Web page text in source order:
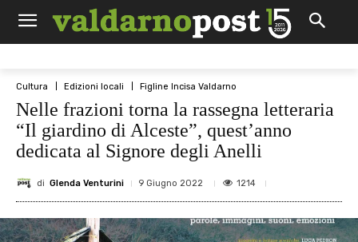
Cultura Edizioni locali Figline Incisa Valdarno
Nelle frazioni torna la rassegna letteraria
“Il giardino di Alceste”, quest’anno
dedicata al Signore degli Anelli
di Glenda Venturini 9 Giugno 2022 1214